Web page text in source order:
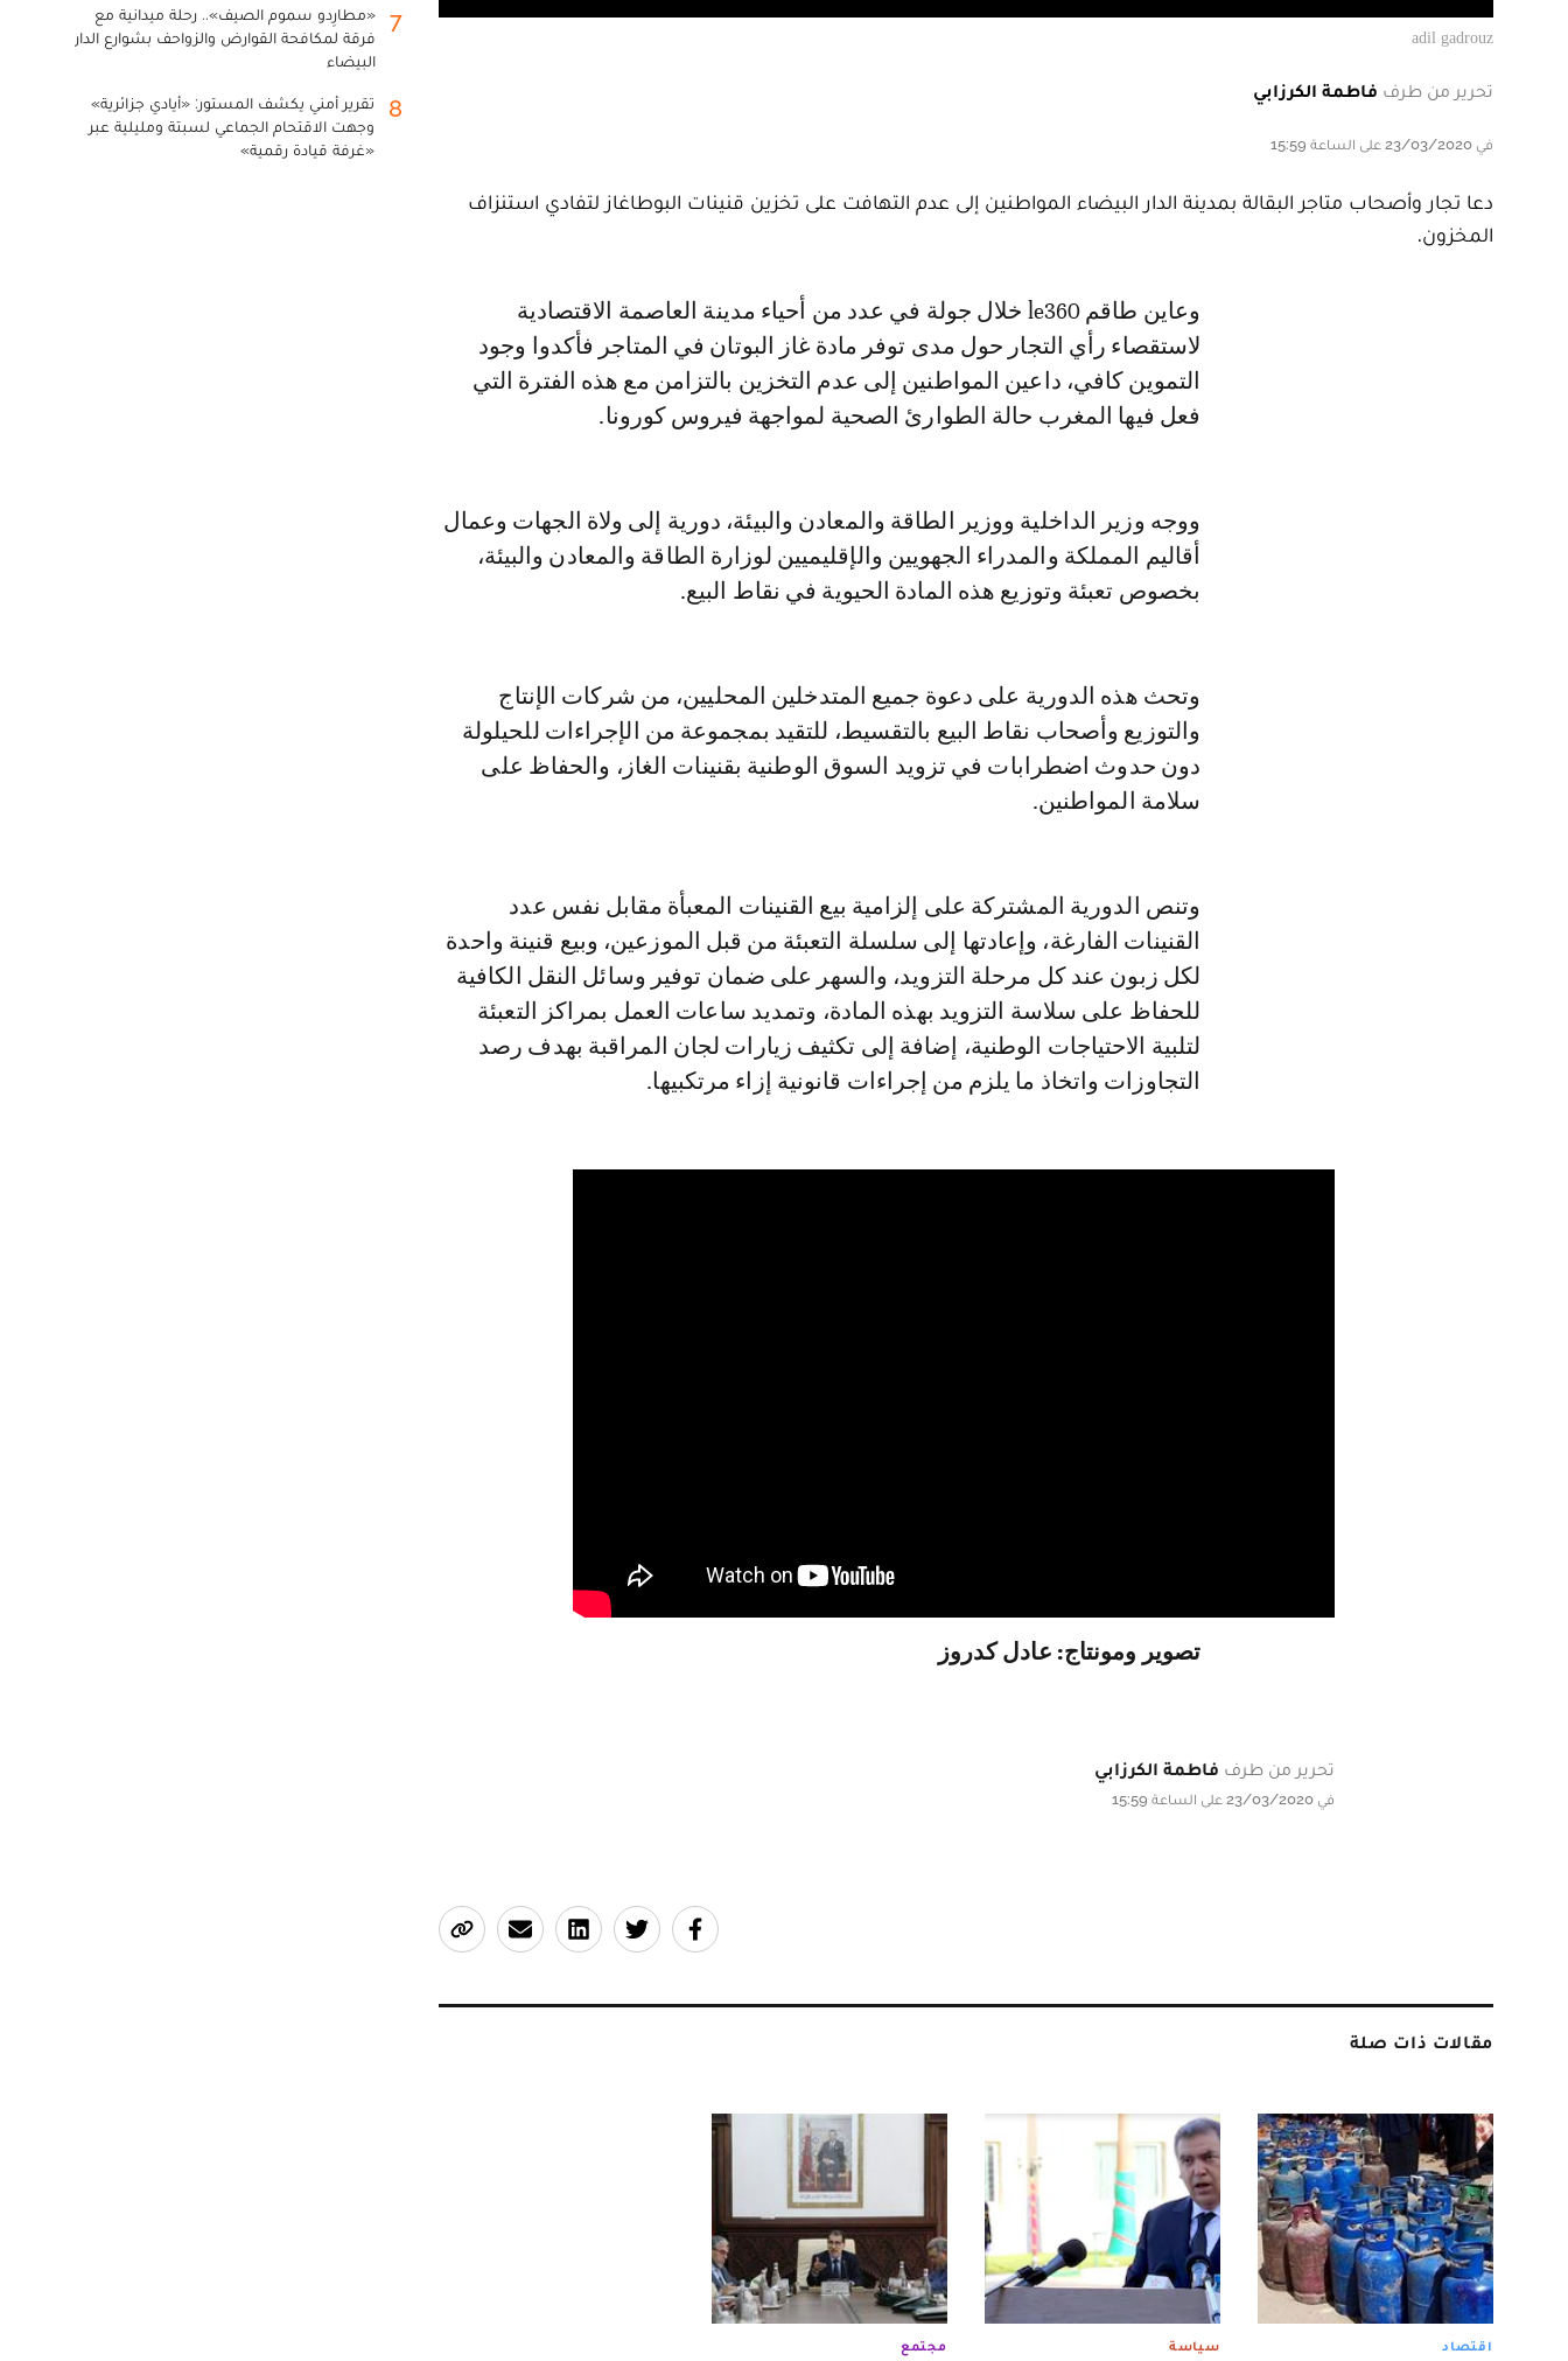
adil gadrouz
تحرير من طرف فاطمة الكرزابي
في 23/03/2020 على الساعة 15:59
دعا تجار وأصحاب متاجر البقالة بمدينة الدار البيضاء المواطنين إلى عدم التهافت على تخزين قنينات البوطاغاز لتفادي استنزاف
المخزون.
وعاين طاقم le360 خلال جولة في عدد من أحياء مدينة العاصمة الاقتصادية
لاستقصاء رأي التجار حول مدى توفر مادة غاز البوتان في المتاجر فأكدوا وجود
التموين كافي، داعين المواطنين إلى عدم التخزين بالتزامن مع هذه الفترة التي
فعل فيها المغرب حالة الطوارئ الصحية لمواجهة فيروس كورونا.
ووجه وزير الداخلية ووزير الطاقة والمعادن والبيئة، دورية إلى ولاة الجهات وعمال
أقاليم المملكة والمدراء الجهويين والإقليميين لوزارة الطاقة والمعادن والبيئة،
بخصوص تعبئة وتوزيع هذه المادة الحيوية في نقاط البيع.
وتحث هذه الدورية على دعوة جميع المتدخلين المحليين، من شركات الإنتاج
والتوزيع وأصحاب نقاط البيع بالتقسيط، للتقيد بمجموعة من الإجراءات للحيلولة
دون حدوث اضطرابات في تزويد السوق الوطنية بقنينات الغاز، والحفاظ على
سلامة المواطنين.
وتنص الدورية المشتركة على إلزامية بيع القنينات المعبأة مقابل نفس عدد
القنينات الفارغة، وإعادتها إلى سلسلة التعبئة من قبل الموزعين، وبيع قنينة واحدة
لكل زبون عند كل مرحلة التزويد، والسهر على ضمان توفير وسائل النقل الكافية
للحفاظ على سلاسة التزويد بهذه المادة، وتمديد ساعات العمل بمراكز التعبئة
لتلبية الاحتياجات الوطنية، إضافة إلى تكثيف زيارات لجان المراقبة بهدف رصد
التجاوزات واتخاذ ما يلزم من إجراءات قانونية إزاء مرتكبيها.
تصوير ومونتاج: عادل كدروز
تحرير من طرف فاطمة الكرزابي
في 23/03/2020 على الساعة 15:59
مقالات ذات صلة
اقتصاد سياسة مجتمع
7
«مطارِدو سموم الصيف».. رحلة ميدانية مع
فرقة لمكافحة القوارض والزواحف بشوارع الدار
البيضاء
8
تقرير أمني يكشف المستور: «أيادي جزائرية»
وجهت الاقتحام الجماعي لسبتة ومليلية عبر
«غرفة قيادة رقمية»